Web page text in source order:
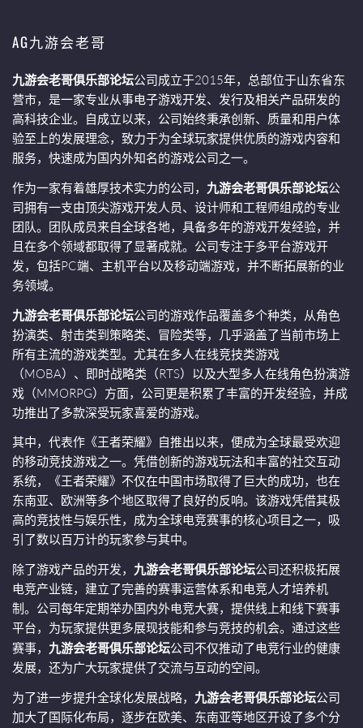
AG九游会老哥
九游会老哥俱乐部论坛公司成立于2015年，总部位于山东省东
营市，是一家专业从事电子游戏开发、发行及相关产品研发的
高科技企业。自成立以来，公司始终秉承创新、质量和用户体
验至上的发展理念，致力于为全球玩家提供优质的游戏内容和
服务，快速成为国内外知名的游戏公司之一。
作为一家有着雄厚技术实力的公司， 九游会老哥俱乐部论坛公
司拥有一支由顶尖游戏开发人员、设计师和工程师组成的专业
团队。团队成员来自全球各地，具备多年的游戏开发经验，并
且在多个领域都取得了显著成就。公司专注于多平台游戏开
发，包括PC端、主机平台以及移动端游戏，并不断拓展新的业
务领域。
九游会老哥俱乐部论坛公司的游戏作品覆盖多个种类，从角色
扮演类、射击类到策略类、冒险类等，几乎涵盖了当前市场上
所有主流的游戏类型。尤其在多人在线竞技类游戏
（MOBA）、即时战略类（RTS）以及大型多人在线角色扮演游
戏（MMORPG）方面，公司更是积累了丰富的开发经验，并成
功推出了多款深受玩家喜爱的游戏。
其中，代表作《王者荣耀》自推出以来，便成为全球最受欢迎
的移动竞技游戏之一。凭借创新的游戏玩法和丰富的社交互动
系统，《王者荣耀》不仅在中国市场取得了巨大的成功，也在
东南亚、欧洲等多个地区取得了良好的反响。该游戏凭借其极
高的竞技性与娱乐性，成为全球电竞赛事的核心项目之一，吸
引了数以百万计的玩家参与其中。
除了游戏产品的开发， 九游会老哥俱乐部论坛公司还积极拓展
电竞产业链，建立了完善的赛事运营体系和电竞人才培养机
制。公司每年定期举办国内外电竞大赛，提供线上和线下赛事
平台，为玩家提供更多展现技能和参与竞技的机会。通过这些
赛事， 九游会老哥俱乐部论坛公司不仅推动了电竞行业的健康
发展，还为广大玩家提供了交流与互动的空间。
为了进一步提升全球化发展战略， 九游会老哥俱乐部论坛公司
加大了国际化布局，逐步在欧美、东南亚等地区开设了多个分